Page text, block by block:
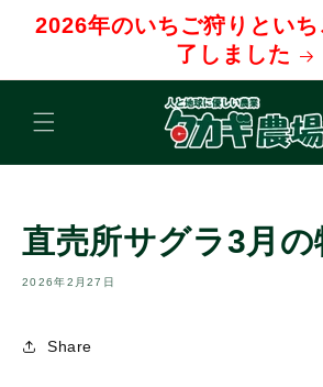
ンツに
2026年のいちご狩りとい
了しました
直売所サグラ3月の
2026年2月27日
Share